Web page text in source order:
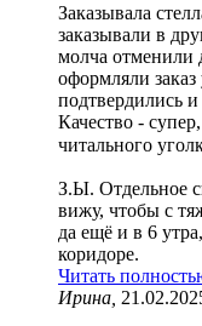
Заказывала
заказывали в
молча отменили
оформляли
подтвердились
Качество -
читального
З.Ы. Отдельное
вижу, чтобы с
да ещё и в 6
коридоре.
Читать
Ирина,